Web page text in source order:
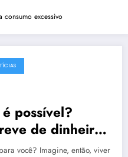
consumo excessivo
possível?
de dinheiro
contra
você? Imagine, então, viver